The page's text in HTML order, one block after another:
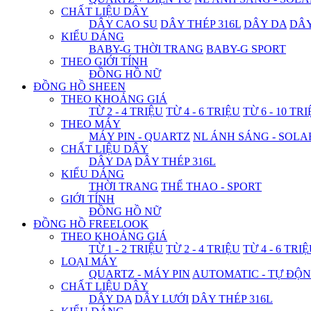
CHẤT LIỆU DÂY
DÂY CAO SU DÂY THÉP 316L DÂY DA
KIỂU DÁNG
BABY-G THỜI TRANG BABY-G SPORT
THEO GIỚI TÍNH
ĐỒNG HỒ NỮ
ĐỒNG HỒ SHEEN
THEO KHOẢNG GIÁ
TỪ 2 - 4 TRIỆU TỪ 4 - 6 TRIỆU TỪ 6 - 10
THEO MÁY
MÁY PIN - QUARTZ NL ÁNH SÁNG -
CHẤT LIỆU DÂY
DÂY DA DÂY THÉP 316L
KIỂU DÁNG
THỜI TRANG THỂ THAO - SPORT
GIỚI TÍNH
ĐỒNG HỒ NỮ
ĐỒNG HỒ FREELOOK
THEO KHOẢNG GIÁ
TỪ 1 - 2 TRIỆU TỪ 2 - 4 TRIỆU TỪ 4 - 6
LOẠI MÁY
QUARTZ - MÁY PIN AUTOMATIC - TỰ
CHẤT LIỆU DÂY
DÂY DA DÂY LƯỚI DÂY THÉP 316L